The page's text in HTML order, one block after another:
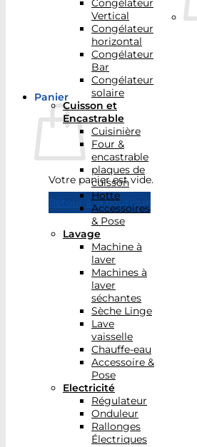
Panier
Votre panier est vide.
Retour à la boutique
Congélateur
Vertical
Congélateur
horizontal
Congélateur
Bar
Congélateur
solaire
Cuisson et
Encastrable
Cuisinière
Four &
encastrable
plaques de
cuisson
Hotte
Accessoires
& Pose
Lavage
Machine à
laver
Machines à
laver
séchantes
Sèche Linge
Lave
vaisselle
Chauffe-eau
Accessoire &
Pose
Electricité
Régulateur
Onduleur
Rallonges
Électriques